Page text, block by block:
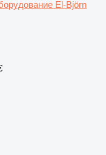
El-Björn